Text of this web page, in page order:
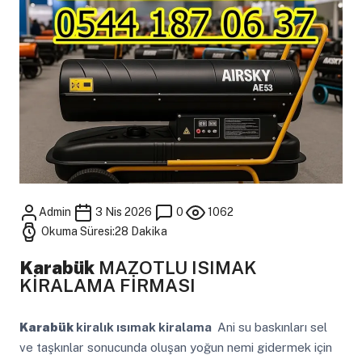
Admin 3 Nis 2026 0
1062
Okuma Süresi:28 Dakika
KarabükMAZOTLU ISIMAK
KİRALAMA FİRMASI
Karabükkiralık ısımak kiralama Ani su baskınları sel
ve taşkınlar sonucunda oluşan yoğun nemi gidermek için